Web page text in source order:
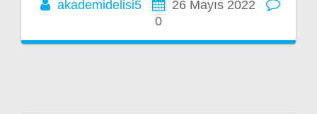
akademidelisi5
26 Mayıs 2022
0